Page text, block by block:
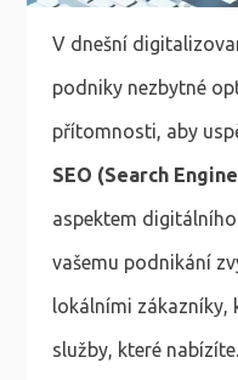
V dnešní
podniky nezbytné
přítomnosti, aby
SEO (Search
aspektem
vašemu podnikání
lokálními
služby, které